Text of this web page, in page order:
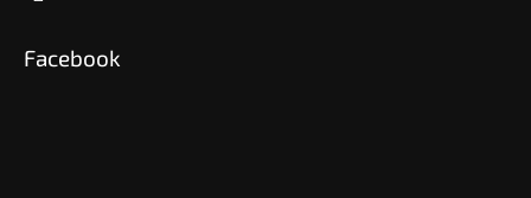
Facebook